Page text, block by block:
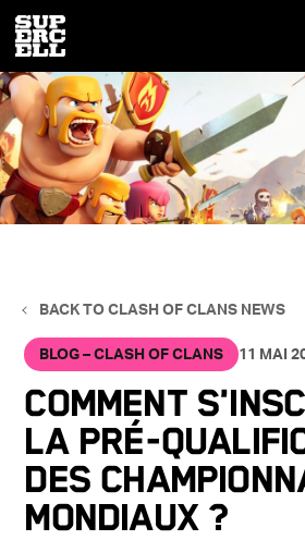
BACK TO CLASH OF CLANS NEWS
BLOG – CLASH OF CLANS 11 MAI
Comment
la pré-
des
Mondiaux ?